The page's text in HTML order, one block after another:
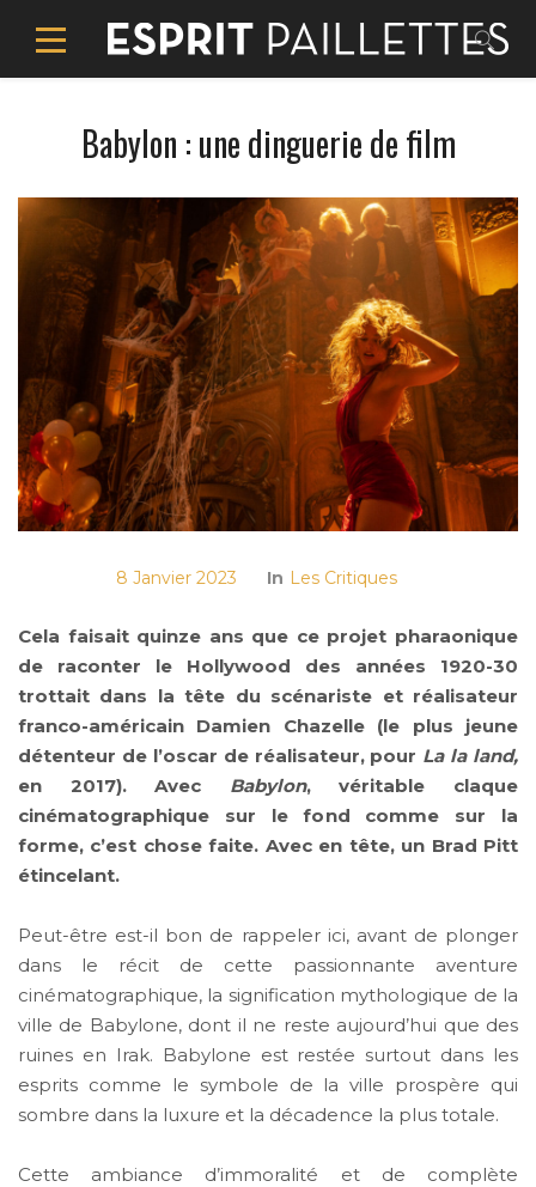
Babylon : une dinguerie de film
8 Janvier 2023 In Les Critiques
Cela faisait quinze ans que ce projet pharaonique
de raconter le Hollywood des années 1920-30
trottait dans la tête du scénariste et réalisateur
franco-américain Damien Chazelle (le plus jeune
détenteur de l’oscar de réalisateur, pour La la land,
en 2017). Avec Babylon, véritable claque
cinématographique sur le fond comme sur la
forme, c’est chose faite. Avec en tête, un Brad Pitt
étincelant.
Peut-être est-il bon de rappeler ici, avant de plonger
dans le récit de cette passionnante aventure
cinématographique, la signification mythologique de la
ville de Babylone, dont il ne reste aujourd’hui que des
ruines en Irak. Babylone est restée surtout dans les
esprits comme le symbole de la ville prospère qui
sombre dans la luxure et la décadence la plus totale.
Cette ambiance d’immoralité et de complète